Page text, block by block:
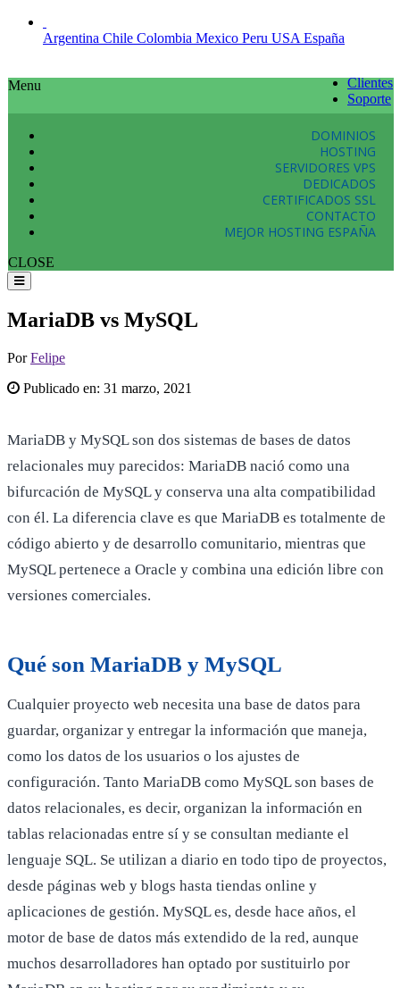
Argentina Chile Colombia Mexico Peru USA España
Clientes
Soporte
Menu
DOMINIOS
HOSTING
SERVIDORES VPS
DEDICADOS
CERTIFICADOS SSL
CONTACTO
MEJOR HOSTING ESPAÑA
CLOSE
MariaDB vs MySQL
PorFelipe
Publicado en: 31 marzo, 2021
MariaDB y MySQL son dos sistemas de bases de datos
relacionales muy parecidos: MariaDB nació como una
bifurcación de MySQL y conserva una alta compatibilidad
con él. La diferencia clave es que MariaDB es totalmente de
código abierto y de desarrollo comunitario, mientras que
MySQL pertenece a Oracle y combina una edición libre con
versiones comerciales.
Qué son MariaDB y MySQL
Cualquier proyecto web necesita una base de datos para
guardar, organizar y entregar la información que maneja,
como los datos de los usuarios o los ajustes de
configuración. Tanto MariaDB como MySQL son bases de
datos relacionales, es decir, organizan la información en
tablas relacionadas entre sí y se consultan mediante el
lenguaje SQL. Se utilizan a diario en todo tipo de proyectos,
desde páginas web y blogs hasta tiendas online y
aplicaciones de gestión. MySQL es, desde hace años, el
motor de base de datos más extendido de la red, aunque
muchos desarrolladores han optado por sustituirlo por